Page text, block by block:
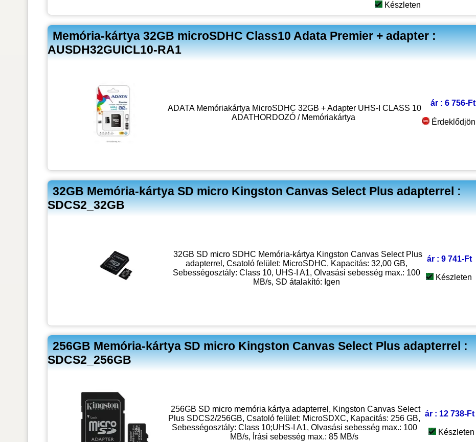
Készleten
Memória-kártya 32GB microSDHC Class10 Adata Premier + adapter :
AUSDH32GUICL10-RA1
ADATA Memóriakártya MicroSDHC 32GB + Adapter UHS-I CLASS 10
ADATHORDOZÓ / Memóriakártya
ár : 6 756-Ft
Érdeklődjön
32GB Memória-kártya SD micro Kingston Canvas Select Plus adapterrel :
SDCS2_32GB
32GB SD micro SDHC Memória-kártya Kingston Canvas Select Plus
adapterrel, Csatoló felület: MicroSDHC, Kapacitás: 32,00 GB,
Sebességosztály: Class 10, UHS-I A1, Olvasási sebesség max.: 100
MB/s, SD átalakító: Igen
ár : 9 741-Ft
Készleten
256GB Memória-kártya SD micro Kingston Canvas Select Plus adapterrel :
SDCS2_256GB
256GB SD micro memória kártya adapterrel, Kingston Canvas Select
Plus SDCS2/256GB, Csatoló felület: MicroSDXC, Kapacitás: 256 GB,
Sebességosztály: Class 10;UHS-I A1, Olvasási sebesség max.: 100
MB/s, Írási sebesség max.: 85 MB/s
ár : 12 738-Ft
Készleten